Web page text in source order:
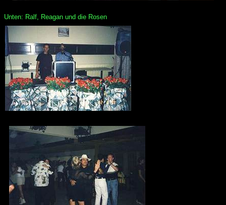
Unten: Ralf, Reagan und die Rosen